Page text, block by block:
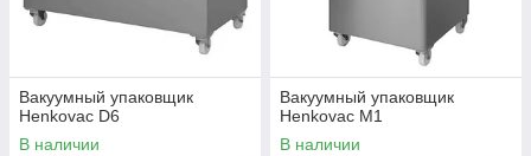
Вакуумный упаковщик
Henkovac D6
В наличии
Вакуумный упаковщик
Henkovac M1
В наличии